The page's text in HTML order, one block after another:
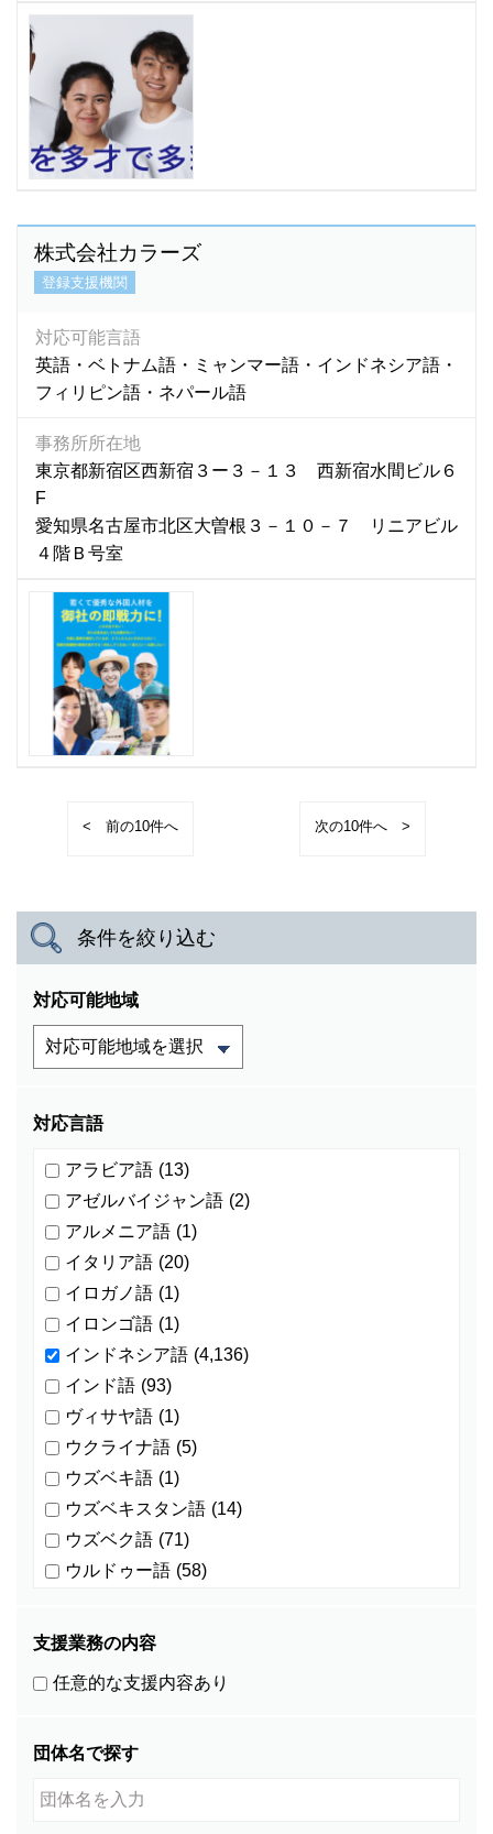
株式会社カラーズ
登録支援機関
対応可能言語
英語・ベトナム語・ミャンマー語・インドネシア語・
フィリピン語・ネパール語
事務所所在地
東京都新宿区西新宿３ー３－１３ 西新宿水間ビル６
F
愛知県名古屋市北区大曽根３－１０－７ リニアビル
４階Ｂ号室
< >
条件を絞り込む
対応可能地域
対応言語
アラビア語 (13)
アゼルバイジャン語 (2)
アルメニア語 (1)
イタリア語 (20)
イロガノ語 (1)
イロンゴ語 (1)
インドネシア語 (4,136)
インド語 (93)
ヴィサヤ語 (1)
ウクライナ語 (5)
ウズベキ語 (1)
ウズベキスタン語 (14)
ウズベク語 (71)
ウルドゥー語 (58)
オランダ語
カチン語 (0)
カレン語
カンザビ語
支援業務の内容
任意的な支援内容あり
団体名で探す